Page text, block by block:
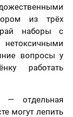
из трёх
наборы с
вопросы у
работать
— отдельная
могут лепить